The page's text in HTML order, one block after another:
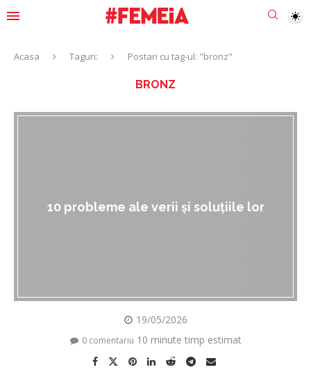
Acasa Taguri: Postari cu tag-ul: "bronz"
BRONZ
10 probleme ale verii și soluțiile lor
19/05/2026
0 comentariu 10 minute timp estimat